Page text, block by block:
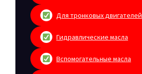
Для тронковых двигателей
Гидравлические масла
Вспомогательные масла